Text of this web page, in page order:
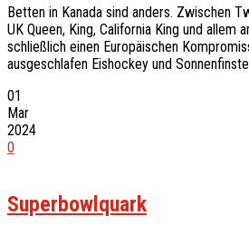
Betten in Kanada sind anders. Zwischen
UK Queen, King, California King und allem
schließlich einen Europäischen
ausgeschlafen Eishockey und
01
Mar
2024
0
Superbowlquark